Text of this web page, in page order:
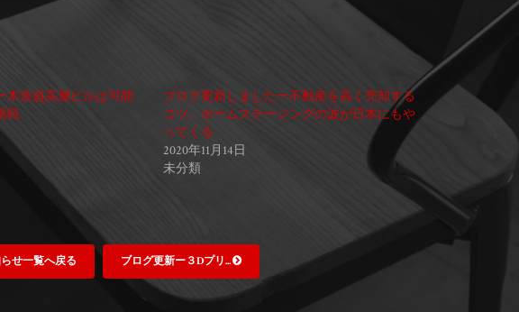
木造超高層ビルは可能
戦
ブログ更新しましたー不動産を高く売却する
コツ、ホームステージングの波が日本にもや
ってくる
2020年11月14日
未分類
せ一覧へ戻る ブログ更新ー３Dプリ...